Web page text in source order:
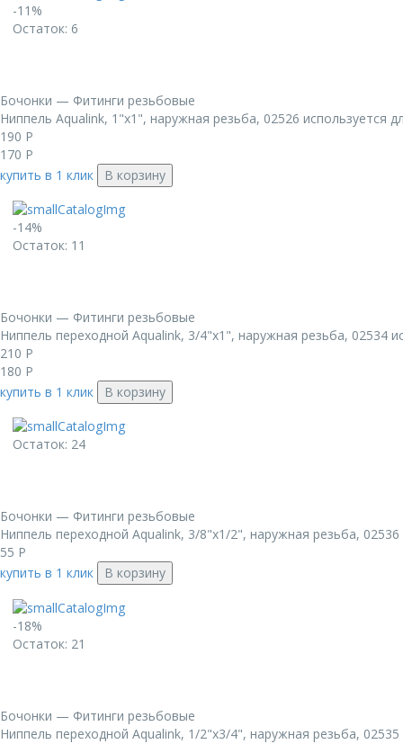
-11%
Остаток: 6
Бочонки — Фитинги резьбовые
Ниппель Aqualink, 1"x1", наружная резьба, 02526 используется
190 Р
170 Р
купить в 1 клик
В корзину
-14%
Остаток: 11
Бочонки — Фитинги резьбовые
Ниппель переходной Aqualink, 3/4"x1", наружная резьба, 02534
210 Р
180 Р
купить в 1 клик
В корзину
Остаток: 24
Бочонки — Фитинги резьбовые
Ниппель переходной Aqualink, 3/8"x1/2", наружная резьба,
55 Р
купить в 1 клик
В корзину
-18%
Остаток: 21
Бочонки — Фитинги резьбовые
Ниппель переходной Aqualink, 1/2"x3/4", наружная резьба,